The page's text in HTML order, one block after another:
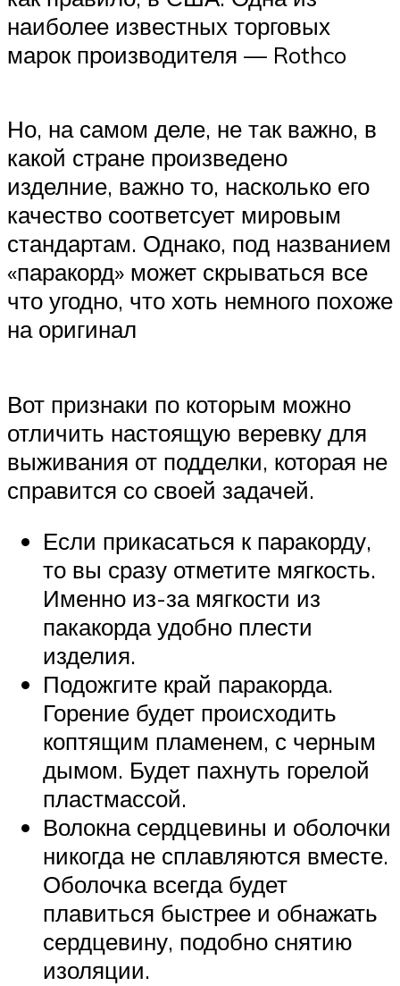
наиболее известных торговых
марок производителя — Rothco
Но, на самом деле, не так важно, в
какой стране произведено
изделние, важно то, насколько его
качество соответсует мировым
стандартам. Однако, под названием
«паракорд» может скрываться все
что угодно, что хоть немного похоже
на оригинал
Вот признаки по которым можно
отличить настоящую веревку для
выживания от подделки, которая не
справится со своей задачей.
Если прикасаться к паракорду,
то вы сразу отметите мягкость.
Именно из-за мягкости из
пакакорда удобно плести
изделия.
Подожгите край паракорда.
Горение будет происходить
коптящим пламенем, с черным
дымом. Будет пахнуть горелой
пластмассой.
Волокна сердцевины и оболочки
никогда не сплавляются вместе.
Оболочка всегда будет
плавиться быстрее и обнажать
сердцевину, подобно снятию
изоляции.